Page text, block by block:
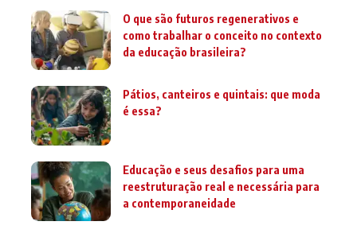
O que são futuros regenerativos e
como trabalhar o conceito no contexto
da educação brasileira?
Pátios, canteiros e quintais: que moda
é essa?
Educação e seus desafios para uma
reestruturação real e necessária para
a contemporaneidade